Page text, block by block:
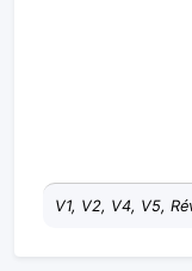
V1, V2, V4, V5,